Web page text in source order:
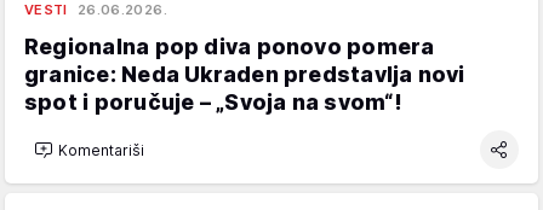
VESTI 26.06.2026.
Regionalna pop diva ponovo pomera
granice: Neda Ukraden predstavlja novi
spot i poručuje – „Svoja na svom“!
Komentariši